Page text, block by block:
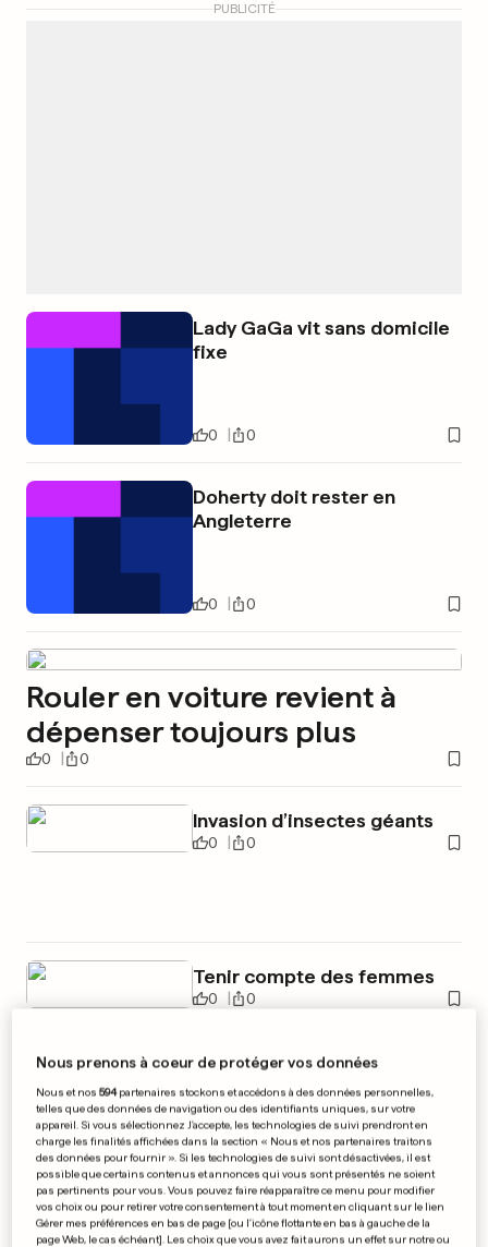
Lady GaGa vit sans domicile
fixe
0 0
Doherty doit rester en
Angleterre
0 0
PUBLICITÉ
Rouler en voiture revient à
dépenser toujours plus
0 0
Invasion d’insectes géants
0 0
Tenir compte des femmes
0 0
PUBLICITÉ
Nous prenons à coeur de protéger vos données
Nous et nos594partenaires stockons et accédons à des données personnelles,
telles que des données de navigation ou des identifiants uniques, sur votre
appareil. Si vous sélectionnez J'accepte, les technologies de suivi prendront en
charge les finalités affichées dans la section « Nous et nos partenaires traitons
des données pour fournir ». Si les technologies de suivi sont désactivées, il est
possible que certains contenus et annonces qui vous sont présentés ne soient
pas pertinents pour vous. Vous pouvez faire réapparaître ce menu pour modifier
vos choix ou pour retirer votre consentement à tout moment en cliquant sur le lien
Gérer mes préférences en bas de page [ou l'icône flottante en bas à gauche de la
page Web, le cas échéant]. Les choix que vous avez fait aurons un effet sur notre ou